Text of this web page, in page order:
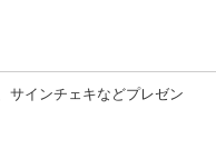
サインチェキなどプレゼン